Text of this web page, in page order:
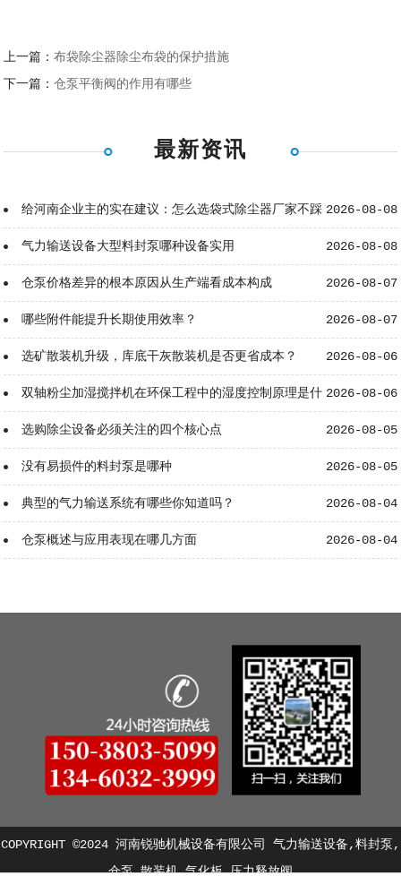
上一篇：布袋除尘器除尘布袋的保护措施
下一篇：仓泵平衡阀的作用有哪些
最新资讯
2026-08-08
给河南企业主的实在建议：怎么选袋式除尘器厂家不踩
坑？ 2026-08-08
气力输送设备大型料封泵哪种设备实用
2026-08-07
仓泵价格差异的根本原因从生产端看成本构成
2026-08-07
哪些附件能提升长期使用效率？
2026-08-06
选矿散装机升级，库底干灰散装机是否更省成本？
2026-08-06
双轴粉尘加湿搅拌机在环保工程中的湿度控制原理是什
么？ 2026-08-05
选购除尘设备必须关注的四个核心点
2026-08-05
没有易损件的料封泵是哪种
2026-08-04
典型的气力输送系统有哪些你知道吗？
2026-08-04
仓泵概述与应用表现在哪几方面
COPYRIGHT ©2024 河南锐驰机械设备有限公司 气力输送设备,料封泵,
仓泵,散装机,气化板,压力释放阀